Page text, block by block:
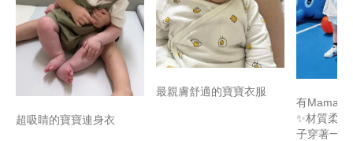
超吸睛的寶寶連身衣
最親膚舒適的寶寶衣服
有
✨材質柔
子穿著一